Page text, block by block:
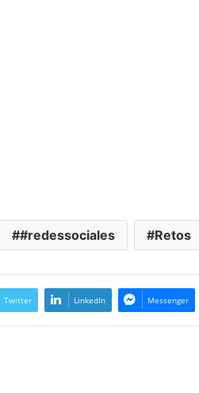
#redessociales Retos
Twitter LinkedIn Messenger